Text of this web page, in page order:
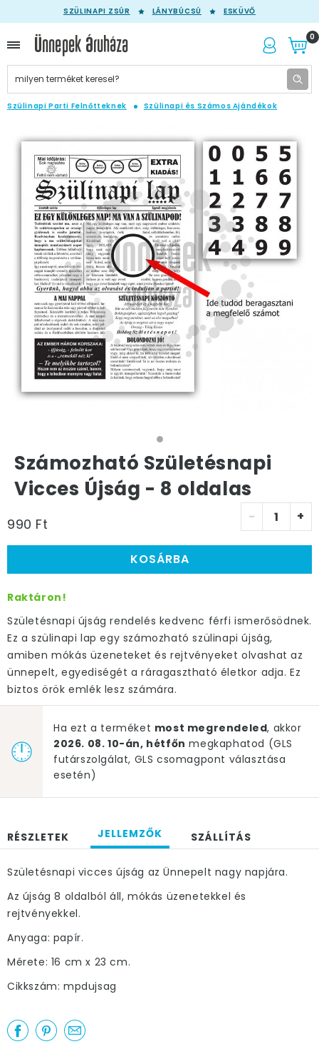
SZÜLINAPI ZSÚR LÁNYBÚCSÚ ESKÜVŐ
0
Szülinapi Parti Felnőtteknek Szülinapi és Számos Ajándékok
Számozható Születésnapi
Vicces Újság - 8 oldalas
990 Ft - +
KOSÁRBA
Raktáron!
Születésnapi újság rendelés kedvenc férfi ismerősödnek.
Ez a szülinapi lap egy számozható szülinapi újság,
amiben mókás üzeneteket és rejtvényeket olvashat az
ünnepelt, egyediségét a ráragasztható életkor adja. Ez
biztos örök emlék lesz számára.
Ha ezt a terméket most megrendeled, akkor
2026. 08. 10-án, hétfőn megkaphatod (GLS
futárszolgálat, GLS csomagpont választása
esetén)
RÉSZLETEK JELLEMZŐK SZÁLLÍTÁS
Születésnapi vicces újság az Ünnepelt nagy napjára.
Az újság 8 oldalból áll, mókás üzenetekkel és
rejtvényekkel.
Anyaga: papír.
Mérete: 16 cm x 23 cm.
Cikkszám: mpdujsag